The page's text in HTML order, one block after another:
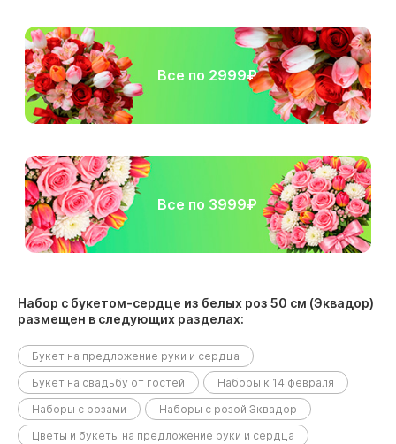
Все по 2999₽
Все по 3999₽
Набор с букетом-сердце из белых роз 50 см (Эквадор)
размещен в следующих разделах:
Букет на предложение руки и сердца
Букет на свадьбу от гостей
Наборы к 14 февраля
Наборы с розами
Наборы с розой Эквадор
Цветы и букеты на предложение руки и сердца